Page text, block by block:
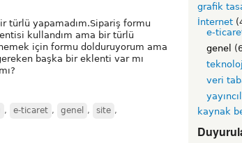
türlü yapamadım.Sipariş formu
kullandım ama bir türlü
için formu dolduruyorum ama
başka bir eklenti var mı
, e-ticaret , genel , site ,
grafik
İnternet
e-
genel
veri
kaynak